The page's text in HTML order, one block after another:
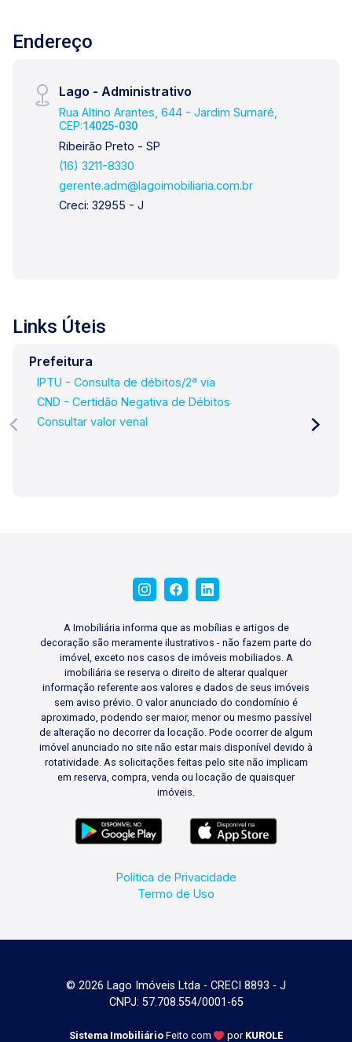
Endereço
Lago - Administrativo
Rua Altino Arantes, 644 - Jardim Sumaré,
CEP:14025-030
Ribeirão Preto - SP
(16) 3211-8330
gerente.adm@lagoimobiliaria.com.br
Creci: 32955 - J
Links Úteis
Prefeitura
IPTU - Consulta de débitos/2ª via
CND - Certidão Negativa de Débitos
Consultar valor venal
A Imobiliária informa que as mobílias e artigos de
decoração são meramente ilustrativos - não fazem parte do
imóvel, exceto nos casos de imóveis mobiliados. A
imobiliária se reserva o direito de alterar qualquer
informação referente aos valores e dados de seus imóveis
sem aviso prévio. O valor anunciado do condomínio é
aproximado, podendo ser maior, menor ou mesmo passível
de alteração no decorrer da locação. Pode ocorrer de algum
imóvel anunciado no site não estar mais disponível devido à
rotatividade. As solicitações feitas pelo site não implicam
em reserva, compra, venda ou locação de quaisquer
imóveis.
Política de Privacidade
Termo de Uso
© 2026 Lago Imóveis Ltda - CRECI 8893 - J
CNPJ: 57.708.554/0001-65
Sistema Imobiliário Feito com por KUROLE